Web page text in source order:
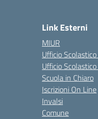
Link Esterni
MIUR
Ufficio
Ufficio
Scuola in Chiaro
Iscrizioni On Line
Invalsi
Comune